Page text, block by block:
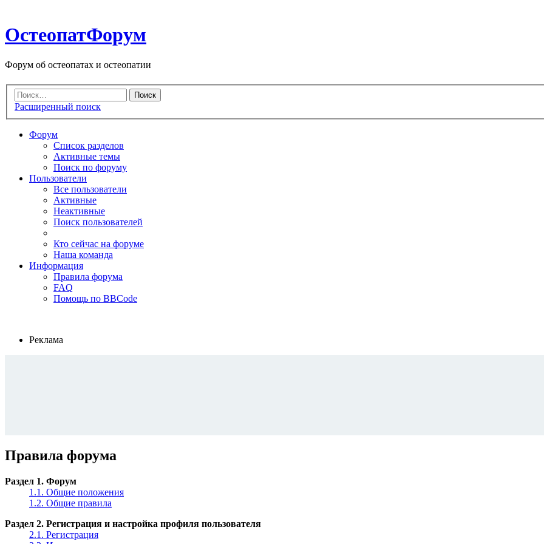
ОстеопатФорум
Форум об остеопатах и остеопатии
Расширенный поиск
Форум
Список разделов
Активные темы
Поиск по форуму
Пользователи
Все пользователи
Активные
Неактивные
Поиск пользователей
Кто сейчас на форуме
Наша команда
Информация
Правила форума
FAQ
Помощь по BBCode
Реклама
Правила форума
Раздел 1. Форум
1.1. Общие положения
1.2. Общие правила
Раздел 2. Регистрация и настройка профиля пользователя
2.1. Регистрация